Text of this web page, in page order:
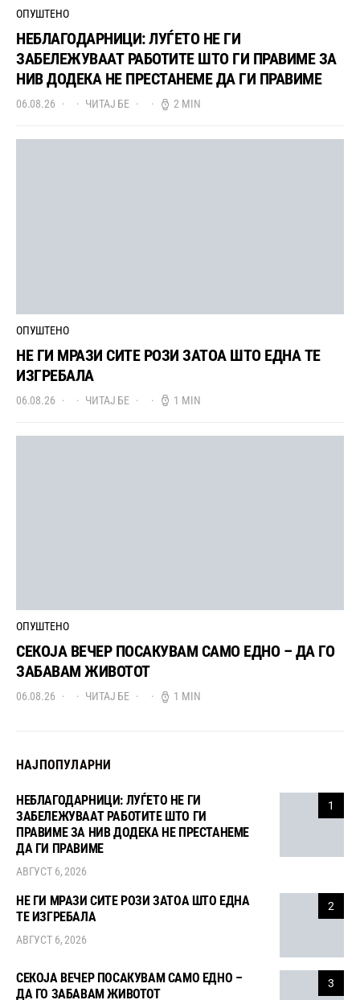
ОПУШТЕНО
НЕБЛАГОДАРНИЦИ: ЛУЃЕТО НЕ ГИ
ЗАБЕЛЕЖУВААТ РАБОТИТЕ ШТО ГИ ПРАВИМЕ ЗА
НИВ ДОДЕКА НЕ ПРЕСТАНЕМЕ ДА ГИ ПРАВИМЕ
06.08.26 ЧИТАЈ БЕ 2 MIN
ОПУШТЕНО
НЕ ГИ МРАЗИ СИТЕ РОЗИ ЗАТОА ШТО ЕДНА ТЕ
ИЗГРЕБАЛА
06.08.26 ЧИТАЈ БЕ 1 MIN
ОПУШТЕНО
СЕКОЈА ВЕЧЕР ПОСАКУВАМ САМО ЕДНО – ДА ГО
ЗАБАВАМ ЖИВОТОТ
06.08.26 ЧИТАЈ БЕ 1 MIN
НАЈПОПУЛАРНИ
1
НЕБЛАГОДАРНИЦИ: ЛУЃЕТО НЕ ГИ
ЗАБЕЛЕЖУВААТ РАБОТИТЕ ШТО ГИ
ПРАВИМЕ ЗА НИВ ДОДЕКА НЕ ПРЕСТАНЕМЕ
ДА ГИ ПРАВИМЕ
АВГУСТ 6, 2026
2
НЕ ГИ МРАЗИ СИТЕ РОЗИ ЗАТОА ШТО ЕДНА
ТЕ ИЗГРЕБАЛА
АВГУСТ 6, 2026
3
СЕКОЈА ВЕЧЕР ПОСАКУВАМ САМО ЕДНО –
ДА ГО ЗАБАВАМ ЖИВОТОТ